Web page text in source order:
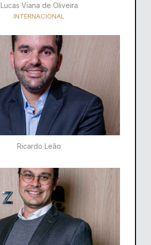
Lucas Viana de Oliveira
INTERNACIONAL
Ricardo Leão​